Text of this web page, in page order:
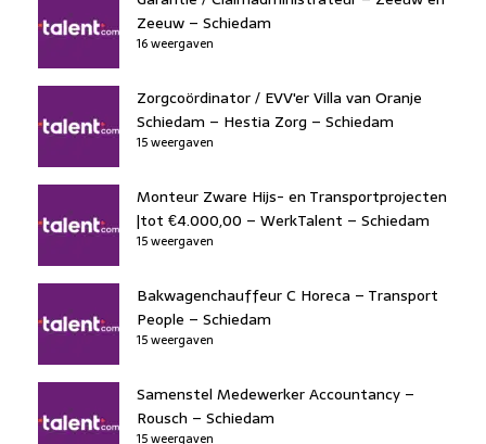
Zeeuw – Schiedam
16 weergaven
Zorgcoördinator / EVV'er Villa van Oranje
Schiedam – Hestia Zorg – Schiedam
15 weergaven
Monteur Zware Hijs- en Transportprojecten
|tot €4.000,00 – WerkTalent – Schiedam
15 weergaven
Bakwagenchauffeur C Horeca – Transport
People – Schiedam
15 weergaven
Samenstel Medewerker Accountancy –
Rousch – Schiedam
15 weergaven